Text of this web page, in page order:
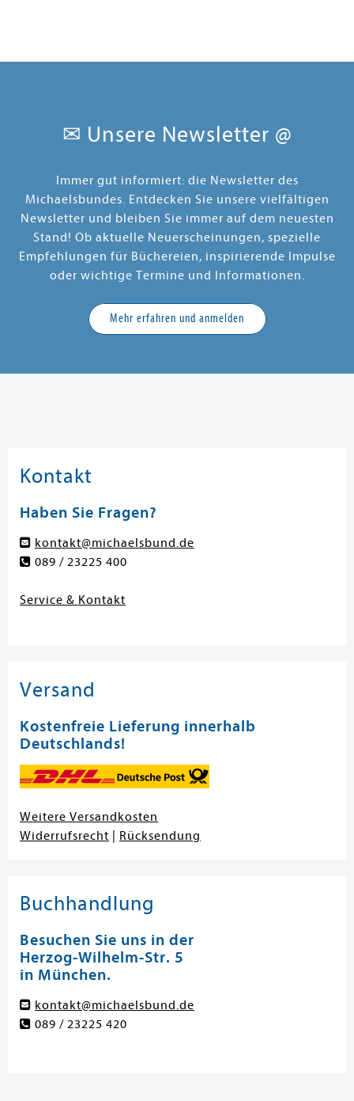
✉ Unsere Newsletter @
Immer gut informiert: die Newsletter des
Michaelsbundes. Entdecken Sie unsere vielfältigen
Newsletter und bleiben Sie immer auf dem neuesten
Stand! Ob aktuelle Neuerscheinungen, spezielle
Empfehlungen für Büchereien, inspirierende Impulse
oder wichtige Termine und Informationen.
Mehr erfahren und anmelden
Kontakt
Haben Sie Fragen?
kontakt@michaelsbund.de
089 / 23225 400
Service & Kontakt
Versand
Kostenfreie Lieferung innerhalb
Deutschlands!
Weitere Versandkosten
Widerrufsrecht
Rücksendung
Buchhandlung
Besuchen Sie uns in der
Herzog-Wilhelm-Str. 5
in München.
kontakt@michaelsbund.de
089 / 23225 420